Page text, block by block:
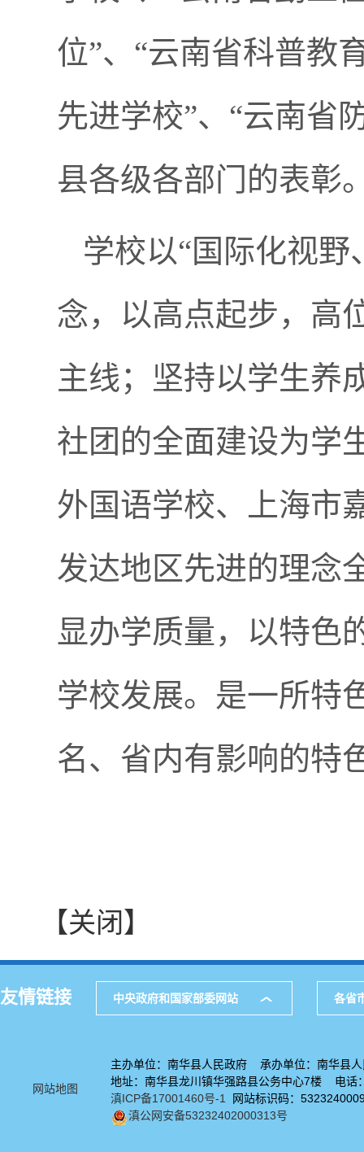
位”、“云南省科普教
先进学校”、“云南省
县各级各部门的表彰
学校以“国际化视
念，以高点起步，高
主线；坚持以学生养
社团的全面建设为学
外国语学校、上海市
发达地区先进的理念
显办学质量，以特色
学校发展。是一所特
名、省内有影响的特
【关闭】
友情链接 中央政府和国家部委网站 各省
网站地图
主办单位：南华县人民政府 承办单位：南华县人
地址：南华县龙川镇华强路县公务中心7楼 电
滇ICP备17001460号-1
网站标识码：
滇公网安备53232402000313号